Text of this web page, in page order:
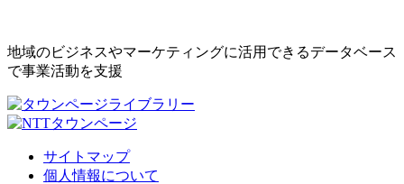
地域のビジネスやマーケティングに活用できるデータベース
で事業活動を支援
サイトマップ
個人情報について